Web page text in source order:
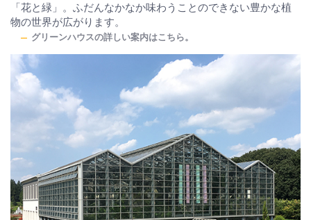
「花と緑」。ふだんなかなか味わうことのできない豊かな植
物の世界が広がります。
グリーンハウスの詳しい案内はこちら。